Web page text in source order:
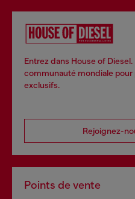
Entrez dans House of
communauté mondiale
exclusifs.
Rejoignez-
Points de vente